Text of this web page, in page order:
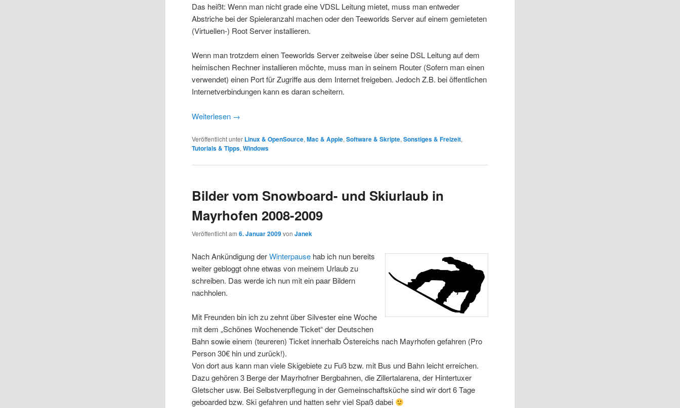
Das heißt: Wenn man nicht grade eine VDSL Leitung mietet, muss man entweder
Abstriche bei der Spieleranzahl machen oder den Teeworlds Server auf einem gemieteten
(Virtuellen-) Root Server installieren.
Wenn man trotzdem einen Teeworlds Server zeitweise über seine DSL Leitung auf dem
heimischen Rechner installieren möchte, muss man in seinem Router (Sofern man einen
verwendet) einen Port für Zugriffe aus dem Internet freigeben. Jedoch Z.B. bei öffentlichen
Internetverbindungen kann es daran scheitern.
Weiterlesen →
Veröffentlicht unter Linux & OpenSource,Mac & Apple,Software & Skripte,Sonstiges & Freizeit,
Tutorials & Tipps,Windows
Bilder vom Snowboard- und Skiurlaub in
Mayrhofen 2008-2009
Veröffentlicht am6. Januar 2009 vonJanek
Nach Ankündigung derWinterpause hab ich nun bereits
weiter gebloggt ohne etwas von meinem Urlaub zu
schreiben. Das werde ich nun mit ein paar Bildern
nachholen.
Mit Freunden bin ich zu zehnt über Silvester eine Woche
mit dem „Schönes Wochenende Ticket“ der Deutschen
Bahn sowie einem (teureren) Ticket innerhalb Östereichs nach Mayrhofen gefahren (Pro
Person 30€ hin und zurück!).
Von dort aus kann man viele Skigebiete zu Fuß bzw. mit Bus und Bahn leicht erreichen.
Dazu gehören 3 Berge der Mayrhofner Bergbahnen, die Zillertalarena, der Hintertuxer
Gletscher usw. Bei Selbstverpflegung in der Gemeinschaftsküche sind wir dort 6 Tage
geboarded bzw. Ski gefahren und hatten sehr viel Spaß dabei